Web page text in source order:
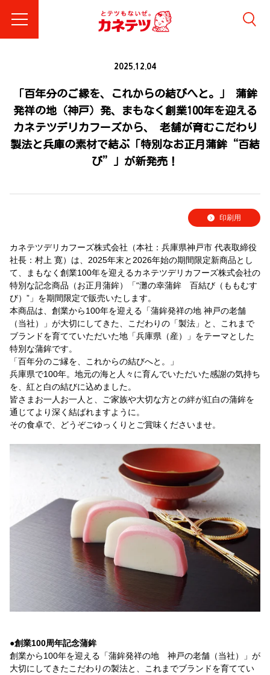
2025.12.04
「百年分のご縁を、これからの結びへと。」 蒲鉾
発祥の地（神戸）発、まもなく創業100年を迎える
カネテツデリカフーズから、 老舗が育むこだわり
製法と兵庫の素材で結ぶ「特別なお正月蒲鉾“百結
び”」が新発売！
印刷用
カネテツデリカフーズ株式会社（本社：兵庫県神戸市 代表取締役
社長：村上 寛）は、2025年末と2026年始の期間限定新商品とし
て、まもなく創業100年を迎えるカネテツデリカフーズ株式会社の
特別な記念商品（お正月蒲鉾）「“灘の幸蒲鉾 百結び（ももむす
び）”」を期間限定で販売いたします。
本商品は、創業から100年を迎える「蒲鉾発祥の地 神戸の老舗
（当社）」が大切にしてきた、こだわりの「製法」と、これまで
ブランドを育てていただいた地「兵庫県（産）」をテーマとした
特別な蒲鉾です。
「百年分のご縁を、これからの結びへと。」
兵庫県で100年。地元の海と人々に育んでいただいた感謝の気持ち
を、紅と白の結びに込めました。
皆さまお一人お一人と、ご家族や大切な方との絆が紅白の蒲鉾を
通じてより深く結ばれますように。
その食卓で、どうぞごゆっくりとご賞味くださいませ。
●創業100周年記念蒲鉾
創業から100年を迎える「蒲鉾発祥の地 神戸の老舗（当社）」が
大切にしてきたこだわりの製法と、これまでブランドを育ててい